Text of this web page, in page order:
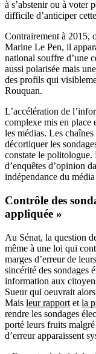
à s’abstenir ou à voter
difficile d’anticiper
Contrairement à 2015,
Marine Le Pen, il
national souffre d’une
aussi polarisée mais
des profils qui
Rouquan.
L’accélération de
complexe mis en place
les médias. Les
décortiquer les
constate le politologue.
d’enquêtes d’opinion
indépendance du
Contrôle des
appliquée »
Au Sénat, la question
même à une loi qui
marges d’erreur de
sincérité des sondages
information aux
Sueur qui oeuvrait
Mais leur rapport et la
rendre les sondages
porté leurs fruits
d’erreur apparaissent